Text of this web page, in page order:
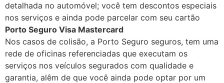
detalhada no automóvel; você tem descontos especiais
nos serviços e ainda pode parcelar com seu cartão
Porto Seguro Visa Mastercard
Nos casos de colisão, a Porto Seguro seguros, tem uma
rede de oficinas referenciadas que executam os
serviços nos veículos segurados com qualidade e
garantia, alêm de que você ainda pode optar por um